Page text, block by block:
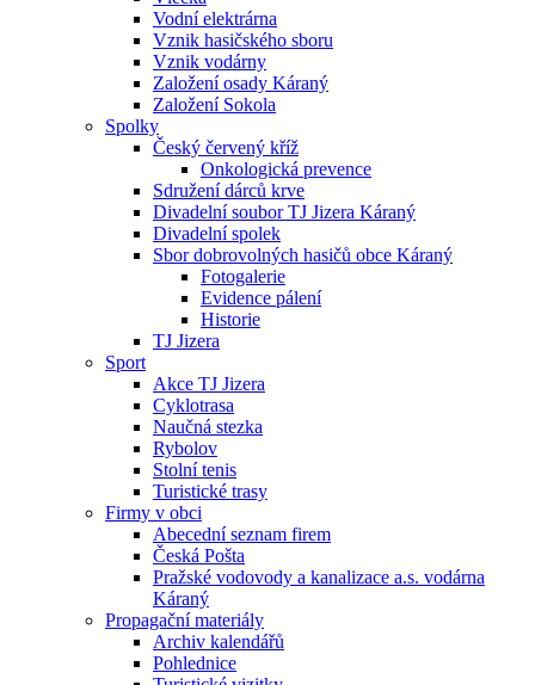
Vodní elektrárna
Vznik hasičského sboru
Vznik vodárny
Založení osady Káraný
Založení Sokola
Spolky
Český červený kříž
Onkologická prevence
Sdružení dárců krve
Divadelní soubor TJ Jizera Káraný
Divadelní spolek
Sbor dobrovolných hasičů obce Káraný
Fotogalerie
Evidence pálení
Historie
TJ Jizera
Sport
Akce TJ Jizera
Cyklotrasa
Naučná stezka
Rybolov
Stolní tenis
Turistické trasy
Firmy v obci
Abecední seznam firem
Česká Pošta
Pražské vodovody a kanalizace a.s. vodárna
Káraný
Propagační materiály
Archiv kalendářů
Pohlednice